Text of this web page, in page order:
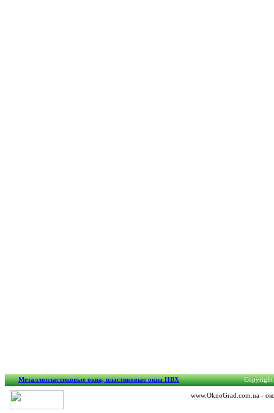
Металлопластиковые окна, пластиковые окна ПВХ
www.OknoGrad.com.ua -